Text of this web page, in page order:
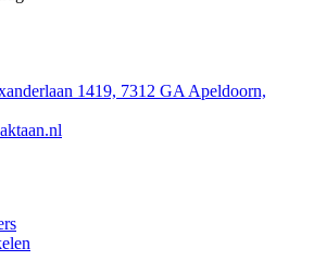
1419, 7312 GA Apeldoorn,